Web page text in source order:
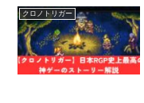
クロノトリガー